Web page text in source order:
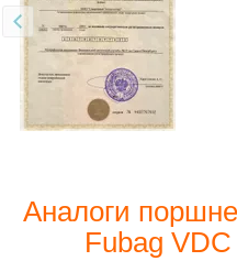
Аналоги
Fubag